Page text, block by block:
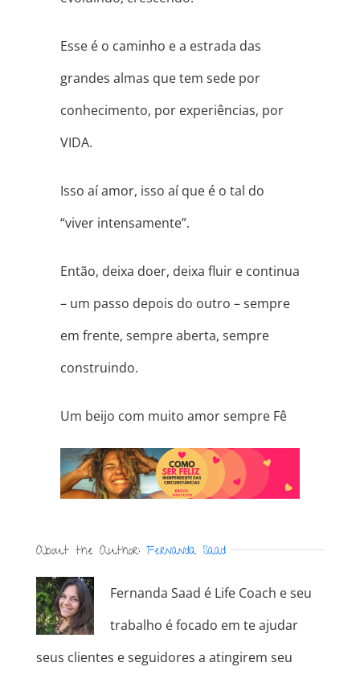
Esse é o caminho e a estrada das
grandes almas que tem sede por
conhecimento, por experiências, por
VIDA.
Isso aí amor, isso aí que é o tal do
“viver intensamente”.
Então, deixa doer, deixa fluir e continua
– um passo depois do outro – sempre
em frente, sempre aberta, sempre
construindo.
Um beijo com muito amor sempre Fê
About the Author: Fernanda Saad
Fernanda Saad é Life Coach e seu
trabalho é focado em te ajudar
seus clientes e seguidores a atingirem seu